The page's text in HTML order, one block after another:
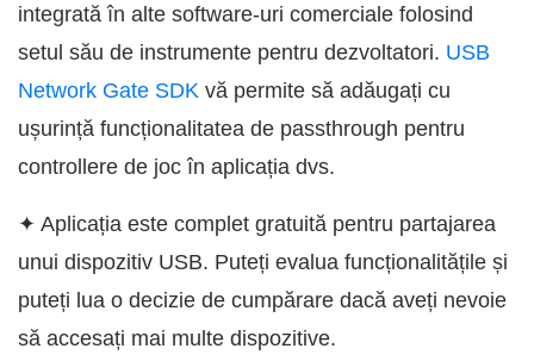
integrată în alte software-uri comerciale folosind
setul său de instrumente pentru dezvoltatori. USB
Network Gate SDK vă permite să adăugați cu
ușurință funcționalitatea de passthrough pentru
controllere de joc în aplicația dvs.
✦ Aplicația este complet gratuită pentru partajarea
unui dispozitiv USB. Puteți evalua funcționalitățile și
puteți lua o decizie de cumpărare dacă aveți nevoie
să accesați mai multe dispozitive.